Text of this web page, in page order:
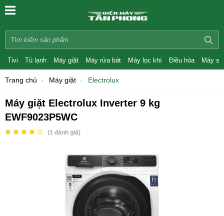
Tivi Tủ lạnh Máy giặt Máy rửa bát Máy lọc khí Điều hòa Máy
Trang chủ Máy giặt Electrolux
Máy giặt Electrolux Inverter 9 kg
EWF9023P5WC
(1 đánh giá)